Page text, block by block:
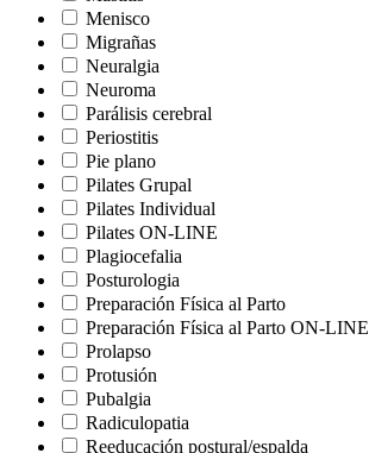
Menisco
Migrañas
Neuralgia
Neuroma
Parálisis cerebral
Periostitis
Pie plano
Pilates Grupal
Pilates Individual
Pilates ON-LINE
Plagiocefalia
Posturologia
Preparación Física al Parto
Preparación Física al Parto ON-LINE
Prolapso
Protusión
Pubalgia
Radiculopatia
Reeducación postural/espalda